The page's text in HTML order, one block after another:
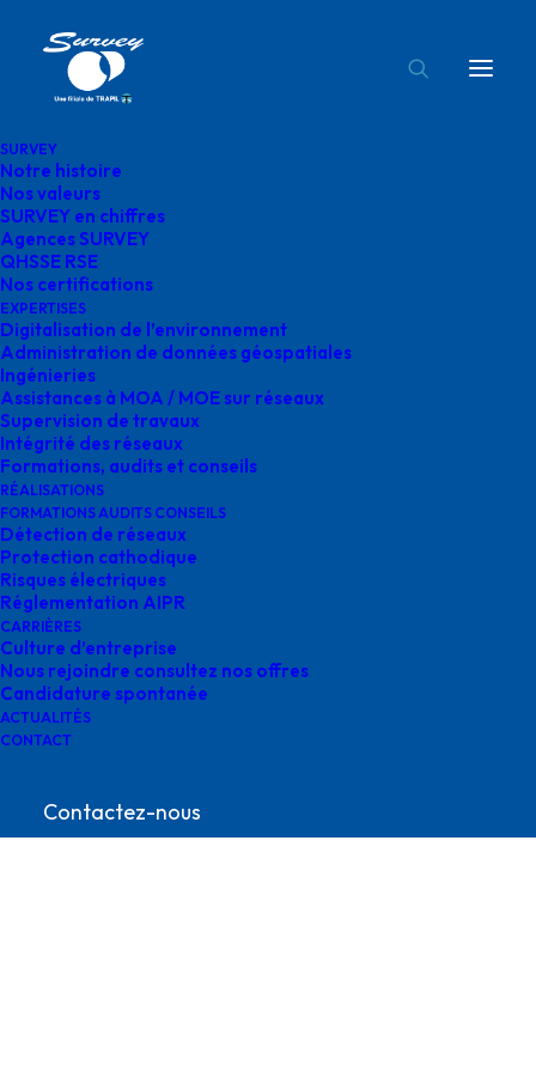
SURVEY
Notre histoire
Nos valeurs
SURVEY en chiffres
Agences SURVEY
QHSSE RSE
Nos certifications
EXPERTISES
Digitalisation de l’environnement
Administration de données géospatiales
Ingénieries
Assistances à MOA / MOE sur réseaux
Supervision de travaux
Intégrité des réseaux
Formations, audits et conseils
RÉALISATIONS
FORMATIONS AUDITS CONSEILS
Détection de réseaux
Protection cathodique
Risques électriques
Réglementation AIPR
CARRIÈRES
Culture d’entreprise
Nous rejoindre consultez nos offres
Candidature spontanée
ACTUALITÉS
CONTACT
Contactez-nous
Accueil
survey ingenierie
survey ingenierie